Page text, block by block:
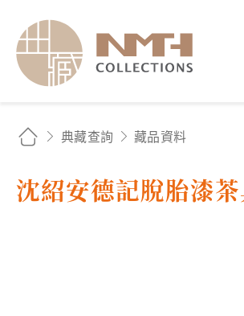
典藏查詢 藏品資料
沈紹安德記脫胎漆